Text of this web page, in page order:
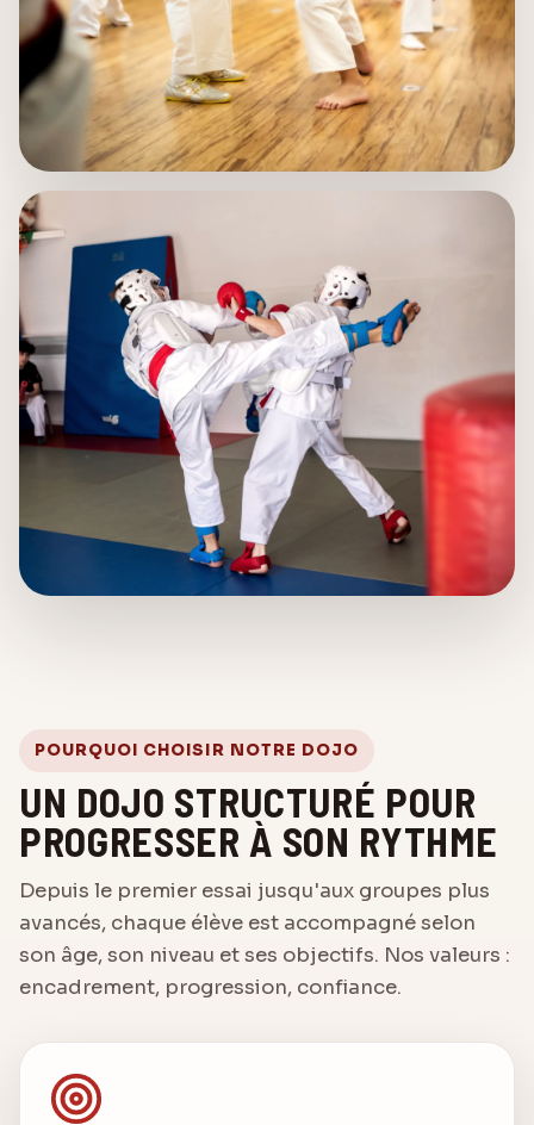
POURQUOI CHOISIR NOTRE DOJO
UN DOJO STRUCTURÉ POUR
PROGRESSER À SON RYTHME
Depuis le premier essai jusqu'aux groupes plus
avancés, chaque élève est accompagné selon
son âge, son niveau et ses objectifs. Nos valeurs :
encadrement, progression, confiance.